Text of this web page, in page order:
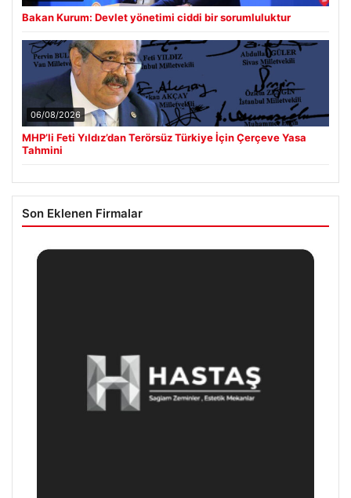
Bakan Kurum: Devlet yönetimi ciddi bir sorumluluktur
06/08/2026
MHP’li Feti Yıldız’dan Terörsüz Türkiye İçin Çerçeve Yasa
Tahmini
Son Eklenen Firmalar